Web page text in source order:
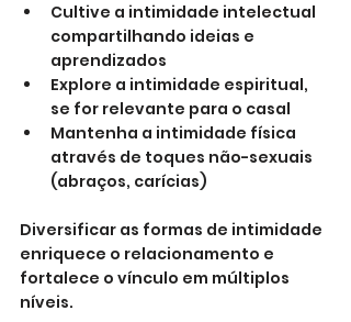
Cultive a intimidade intelectual
compartilhando ideias e
aprendizados
Explore a intimidade espiritual,
se for relevante para o casal
Mantenha a intimidade física
através de toques não-sexuais
(abraços, carícias)
Diversificar as formas de intimidade
enriquece o relacionamento e
fortalece o vínculo em múltiplos
níveis.